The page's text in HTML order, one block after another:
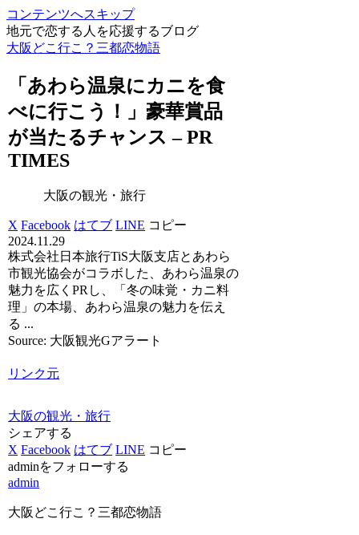
コンテンツへスキップ
地元で恋する人を応援するブログ
大阪どこ行こ？三都恋物語
「あわら温泉にカニを食
べに行こう！」豪華賞品
が当たるチャンス – PR
TIMES
大阪の観光・旅行
X Facebook はてブ LINE コピー
2024.11.29
株式会社日本旅行TiS大阪支店とあわら
市観光協会がコラボした、あわら温泉の
魅力を広くPRし、「冬の味覚・カニ料
理」の本場、あわら温泉の魅力を伝え
る ...
Source: 大阪観光Gアラート
リンク元
大阪の観光・旅行
シェアする
X Facebook はてブ LINE コピー
adminをフォローする
admin
大阪どこ行こ？三都恋物語